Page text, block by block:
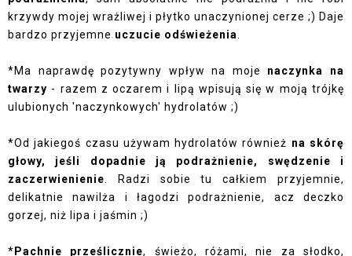
krzywdy mojej wrażliwej i płytko unaczynionej cerze ;) Daje
bardzo przyjemne uczucie odświeżenia
*Ma naprawdę pozytywny wpływ na moje
naczynka na
twarzy - razem z oczarem i lipą wpisują się w moją trójkę
ulubionych 'naczynkowych' hydrolatów ;)
*Od jakiegoś czasu używam hydrolatów również na skórę
głowy, jeśli dopadnie ją podrażnienie, swędzenie i
zaczerwienienie . Radzi sobie tu całkiem przyjemnie,
delikatnie nawilża i łagodzi podrażnienie, acz deczko
gorzej, niż lipa i jaśmin ;)
*Pachnie prześlicznie, świeżo, różami, nie za słodko,